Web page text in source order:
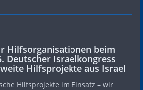
Hilfsorganisationen beim
Deutscher Israelkongress
Hilfsprojekte aus Israel
Hilfsprojekte im Einsatz – wir